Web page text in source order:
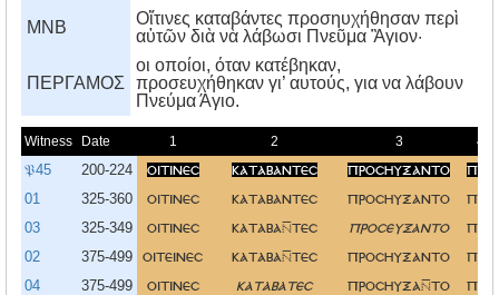
MNB
Οἵτινες καταβάντες προσηυχήθησαν περὶ
αὐτῶν διὰ νὰ λάβωσι Πνεῦμα Ἃγιον·
ΠΕΡΓΑΜΟΣ
οι οποίοι, όταν κατέβηκαν,
προσευχήθηκαν γι’ αυτούς, για να λάβουν
Πνεύμα Άγιο.
Witness Date 1 2 3 4
𝔓45 200-224 οιτινεσ καταβαντεσ προσηυξαντο περι
01 325-360 οιτινεσ καταβαντεσ προσηυξαντο περι
03 325-349 οιτινεσ καταβατεσ προσευξαντο περι
02 375-499 οιτεινεσ καταβατεσ προσηυξαντο περι
04 375-499 οιτινεσ καταβατεσ προσηυξατο περι